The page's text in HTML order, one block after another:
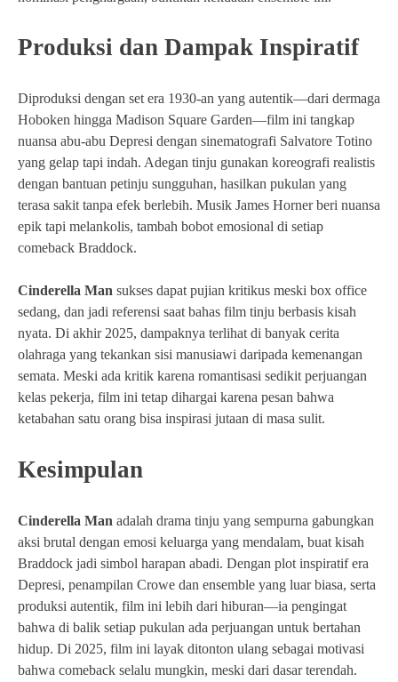
Produksi dan Dampak Inspiratif
Diproduksi dengan set era 1930-an yang autentik—dari dermaga
Hoboken hingga Madison Square Garden—film ini tangkap
nuansa abu-abu Depresi dengan sinematografi Salvatore Totino
yang gelap tapi indah. Adegan tinju gunakan koreografi realistis
dengan bantuan petinju sungguhan, hasilkan pukulan yang
terasa sakit tanpa efek berlebih. Musik James Horner beri nuansa
epik tapi melankolis, tambah bobot emosional di setiap
comeback Braddock.
Cinderella Man sukses dapat pujian kritikus meski box office
sedang, dan jadi referensi saat bahas film tinju berbasis kisah
nyata. Di akhir 2025, dampaknya terlihat di banyak cerita
olahraga yang tekankan sisi manusiawi daripada kemenangan
semata. Meski ada kritik karena romantisasi sedikit perjuangan
kelas pekerja, film ini tetap dihargai karena pesan bahwa
ketabahan satu orang bisa inspirasi jutaan di masa sulit.
Kesimpulan
Cinderella Man adalah drama tinju yang sempurna gabungkan
aksi brutal dengan emosi keluarga yang mendalam, buat kisah
Braddock jadi simbol harapan abadi. Dengan plot inspiratif era
Depresi, penampilan Crowe dan ensemble yang luar biasa, serta
produksi autentik, film ini lebih dari hiburan—ia pengingat
bahwa di balik setiap pukulan ada perjuangan untuk bertahan
hidup. Di 2025, film ini layak ditonton ulang sebagai motivasi
bahwa comeback selalu mungkin, meski dari dasar terendah.